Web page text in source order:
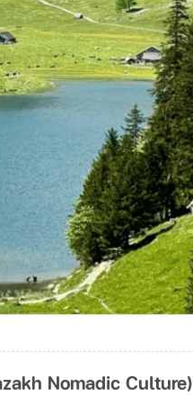
Nomadic Culture)